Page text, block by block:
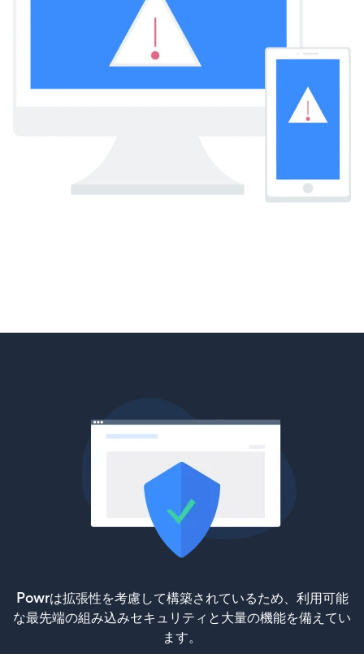
Powrは拡張性を考慮して構築されているため、利用可能
な最先端の組み込みセキュリティと大量の機能を備えてい
ます。